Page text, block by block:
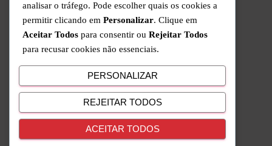
R. da Ivanta, Nº 30, 4440-559 Valongo
Suporte Técnico
+351 220 434 888
Chamada para a rede fixa nacional
Acompanhe-nos nas redes sociais
analisar o tráfego. Pode escolher quais os cookies a
permitir clicando em Personalizar. Clique em
Aceitar Todos para consentir ou Rejeitar Todos
para recusar cookies não essenciais.
PERSONALIZAR
REJEITAR TODOS
ACEITAR TODOS